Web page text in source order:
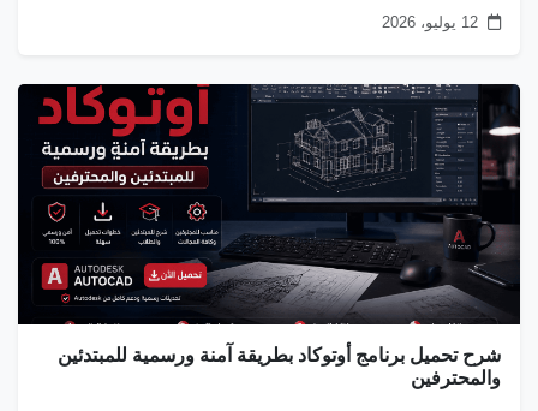
شرح تحميل برنامج أوتوكاد بطريقة آمنة ورسمية للمبتدئين
والمحترفين